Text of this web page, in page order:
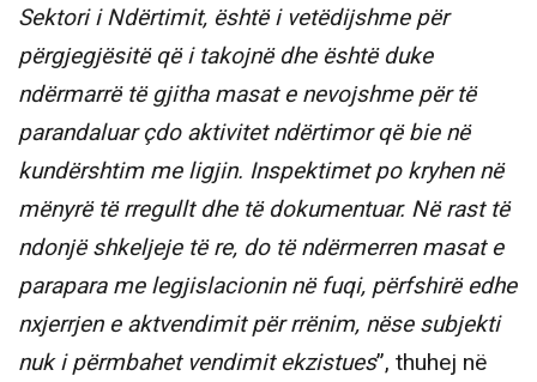
Sektori i Ndërtimit, është i vetëdijshme për
përgjegjësitë që i takojnë dhe është duke
ndërmarrë të gjitha masat e nevojshme për të
parandaluar çdo aktivitet ndërtimor që bie në
kundërshtim me ligjin. Inspektimet po kryhen në
mënyrë të rregullt dhe të dokumentuar. Në rast të
ndonjë shkeljeje të re, do të ndërmerren masat e
parapara me legjislacionin në fuqi, përfshirë edhe
nxjerrjen e aktvendimit për rrënim, nëse subjekti
nuk i përmbahet vendimit ekzistues”, thuhej në